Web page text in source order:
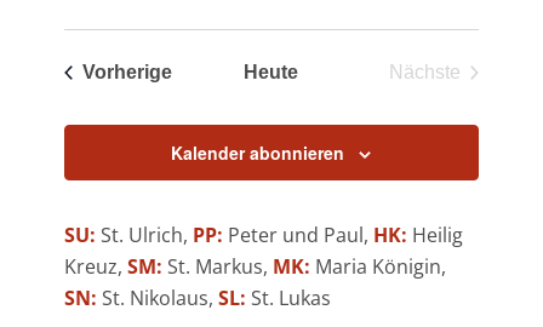
VorherigeVeranstaltungen
Heute
Nächste
Kalender abonnieren
SU: St. Ulrich, PP: Peter und Paul, HK: Heilig
Kreuz,SM: St. Markus, MK: Maria Königin,
SN: St. Nikolaus,SL: St. Lukas